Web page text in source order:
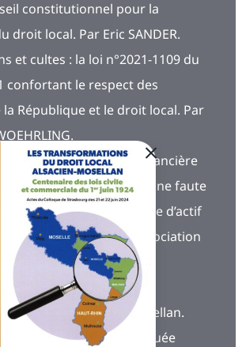
constitutionnel pour la
droit local. Par Eric SANDER.
et cultes : la loi n°2021-1109 du
confortant le respect des
République et le droit local. Par
de la responsabilité financière
ayant commis une faute
d’une insuffisance d’actif
judiciaire de l’association
SANDER.
des paroisses et des
droit local alsacien-mosellan.
construction de la mosquée